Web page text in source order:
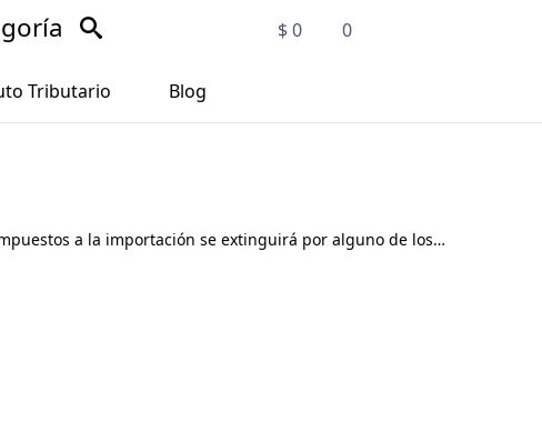
$0 0
Tributario Blog
a la importación se extinguirá por alguno de los…